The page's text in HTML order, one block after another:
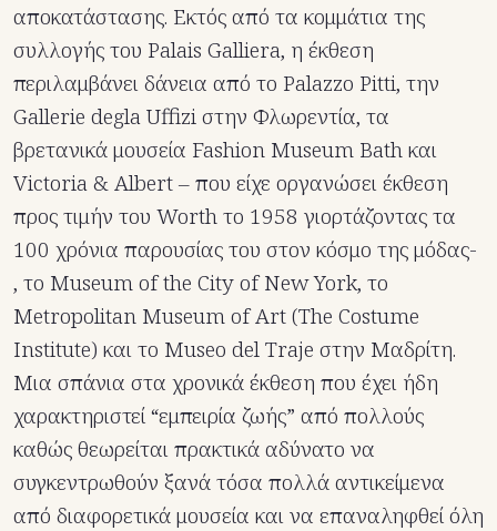
αποκατάστασης. Εκτός από τα κομμάτια της
συλλογής του Palais Galliera, η έκθεση
περιλαμβάνει δάνεια από το Palazzo Pitti, την
Gallerie degla Uffizi στην Φλωρεντία, τα
βρετανικά μουσεία Fashion Museum Bath και
Victoria & Albert – που είχε οργανώσει έκθεση
προς τιμήν του Worth το 1958 γιορτάζοντας τα
100 χρόνια παρουσίας του στον κόσμο της μόδας-
, το Museum of the City of New York, το
Metropolitan Museum of Art (The Costume
Institute) και το Museo del Traje στην Μαδρίτη.
Μια σπάνια στα χρονικά έκθεση που έχει ήδη
χαρακτηριστεί “εμπειρία ζωής” από πολλούς
καθώς θεωρείται πρακτικά αδύνατο να
συγκεντρωθούν ξανά τόσα πολλά αντικείμενα
από διαφορετικά μουσεία και να επαναληφθεί όλη